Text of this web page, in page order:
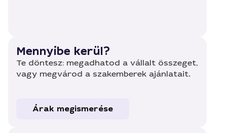
Mennyibe kerül?
Te döntesz: megadhatod a vállalt összeget,
vagy megvárod a szakemberek ajánlatait.
Árak megismerése